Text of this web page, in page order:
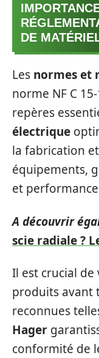
DE
Les normes et
norme NF C
repères
électrique
la fabrication
équipements,
et
A découvrir
scie radiale ?
Il est crucial
produits avant
reconnues
Hager
conformité de